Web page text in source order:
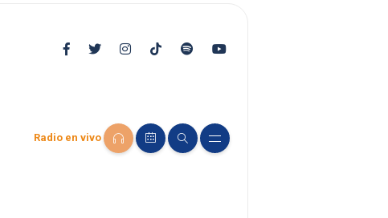
Radio en vivo